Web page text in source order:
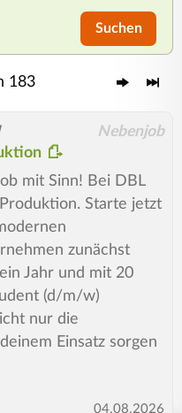
Suchen
183
Nebenjob
mit Sinn! Bei DBL
Starte jetzt
zunächst
Jahr und mit 20
(d/m/w)
nur die
Einsatz sorgen
04.08.2026